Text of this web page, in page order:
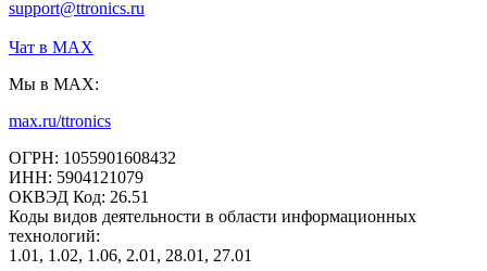
support@ttronics.ru
Чат в МАХ
Мы в MAX:
max.ru/ttronics
ОГРН: 1055901608432
ИНН: 5904121079
ОКВЭД Код: 26.51
Коды видов деятельности в области информационных
технологий:
1.01, 1.02, 1.06, 2.01, 28.01, 27.01